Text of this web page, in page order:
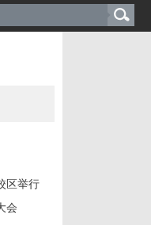
区举行
会